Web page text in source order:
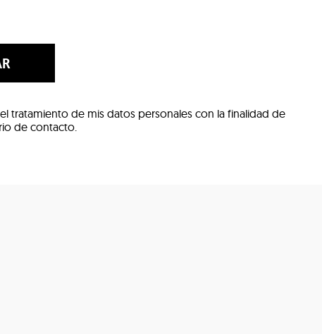
tratamiento de mis datos personales con la finalidad de
de contacto.